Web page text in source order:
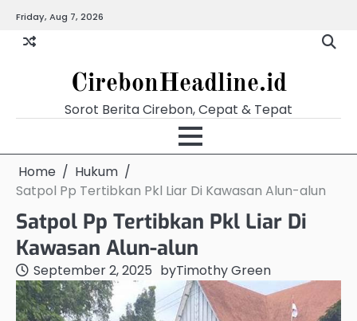
content
Friday, Aug 7, 2026
CirebonHeadline.id
Sorot Berita Cirebon, Cepat & Tepat
Home
Hukum
Satpol Pp Tertibkan Pkl Liar Di Kawasan Alun-alun
Satpol Pp Tertibkan Pkl Liar Di
Kawasan Alun-alun
September 2, 2025 byTimothy Green